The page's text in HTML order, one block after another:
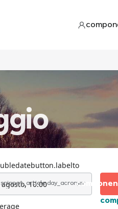
agosto, 10:00
snippet_article.day_acronym